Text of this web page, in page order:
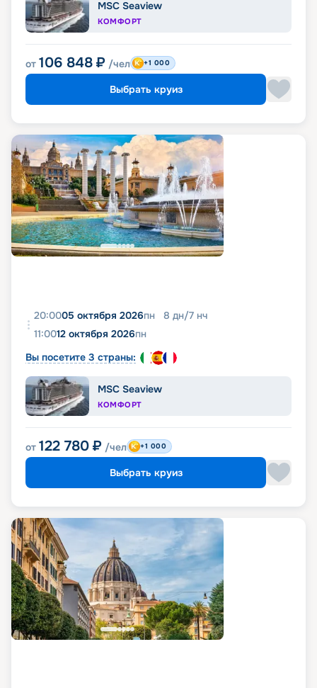
MSC Seaview
КОМФОРТ
от 106 848 ₽ /чел +1 000
Выбрать круиз
20:0005 октября 2026пн 8 дн/7 нч
11:0012 октября 2026пн
Вы посетите 3 страны:
MSC Seaview
КОМФОРТ
от 122 780 ₽ /чел +1 000
Выбрать круиз